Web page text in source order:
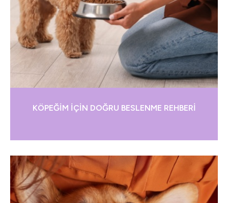
KÖPEĞİM İÇİN DOĞRU BESLENME REHBERİ